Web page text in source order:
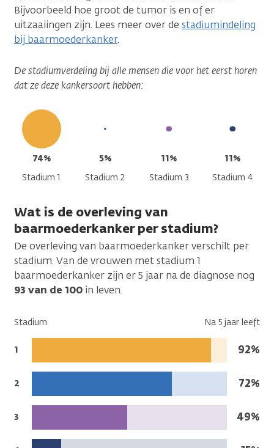
Bijvoorbeeld hoe groot de tumor is en of er
uitzaaiingen zijn. Lees meer over de stadiumindeling
bij baarmoederkanker.
De stadiumverdeling bij alle mensen die voor het eerst horen
dat ze deze kankersoort hebben:
74%
Stadium 1
5%
Stadium 2
11%
Stadium 3
11%
Stadium 4
Wat is de overleving van
baarmoederkanker per stadium?
De overleving van baarmoederkanker verschilt per
stadium. Van de vrouwen met stadium 1
baarmoederkanker zijn er 5 jaar na de diagnose nog
93 van de 100 in leven.
Stadium Na 5 jaar leeft
Stadium:
1
Na
jaar
92%
Stadium:
2
Na
jaar
72%
Stadium:
3
Na
49%